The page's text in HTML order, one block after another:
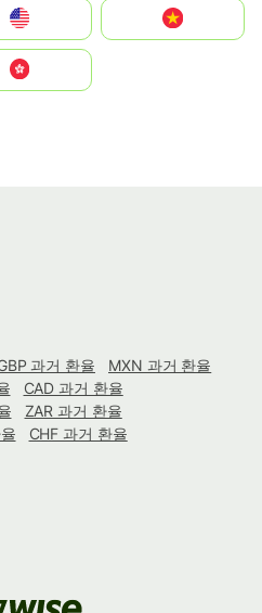
과거 환율
MXN 과거 환율
CAD 과거 환율
ZAR 과거 환율
CHF 과거 환율